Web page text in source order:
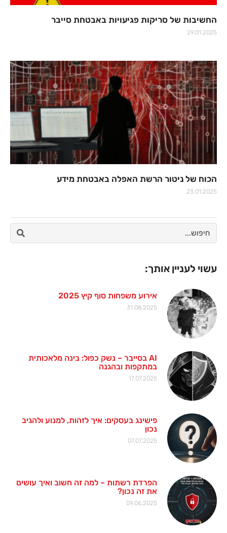
עשוי לעניין אותך:
אירוע משפחות סוף קיץ 2025
31.08.2025
AI בסייבר – נשק כפול: בינה מלאכותית
במתקפות ובהגנה
17.07.2025
פישינג בעסקים: איך לזהות, למנוע ולהגיב
נכון
07.07.2025
הפרדת רשתות – למה זה חשוב ואיך עושים
את זה נכון?
09.06.2025
החשיבות של סריקות פגיעויות באבטחת סייבר
29.01.2025
הכוח של ניטור הרשת האפלה באבטחת מידע
23.01.2025